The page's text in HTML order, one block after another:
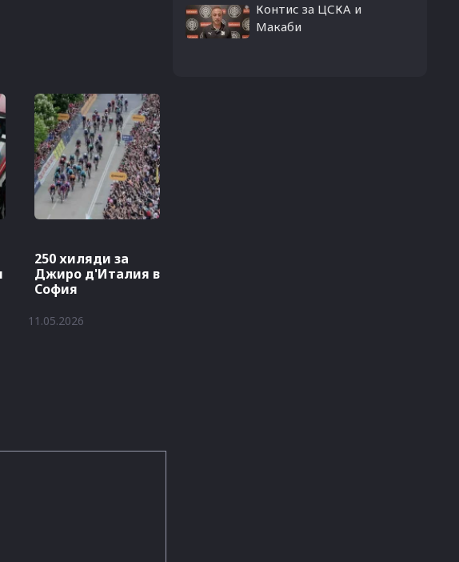
250 хиляди за
Джиро д'Италия в
София
11.05.2026
Контис за ЦСКА и
Макаби